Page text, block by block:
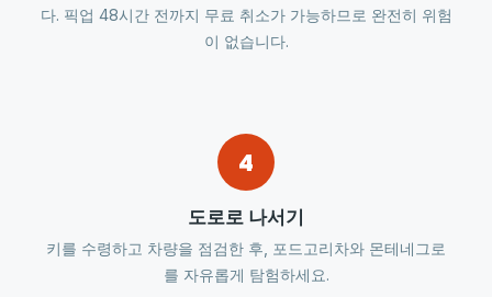
다. 픽업 48시간 전까지 무료 취소가 가능하므로 완전히 위험
이 없습니다.
4
도로로 나서기
키를 수령하고 차량을 점검한 후, 포드고리차와 몬테네그로
를 자유롭게 탐험하세요.